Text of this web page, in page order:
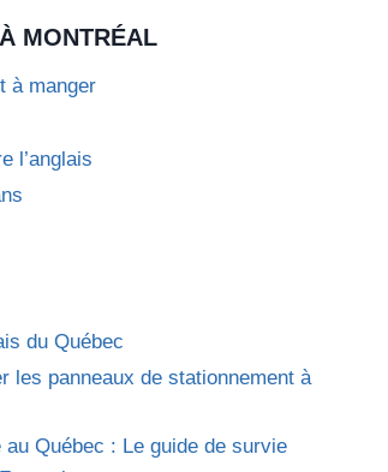
MONTRÉAL
à manger
l’anglais
du Québec
les panneaux de stationnement à
au Québec : Le guide de survie